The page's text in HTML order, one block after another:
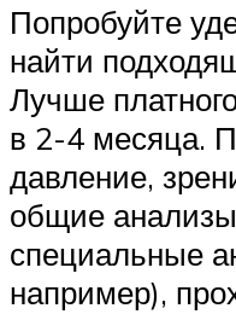
Попробуйте
найти
Лучше
в 2-4 месяца.
давление,
общие
специальные
например),